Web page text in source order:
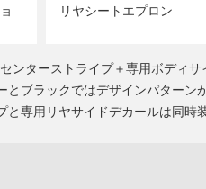
リヤシートエプロン
ンターストライプ＋専用ボディサ
とブラックではデザインパターン
と専用リヤサイドデカールは同時